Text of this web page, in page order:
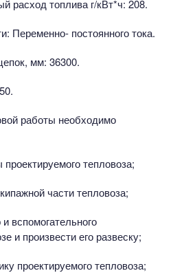
расход топлива г/кВт*ч: 208.
Переменно- постоянного тока.
мм: 36300.
работы необходимо
тепловоза;
части тепловоза;
вспомогательного
и произвести его развеску;
проектируемого тепловоза;